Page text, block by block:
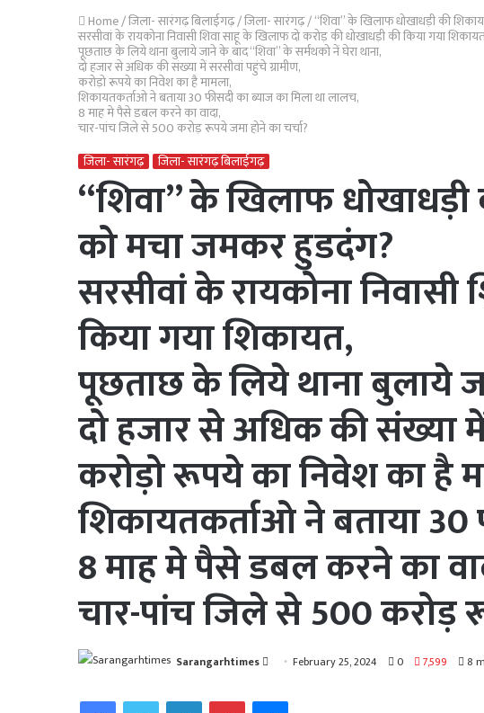
Home/जिला- सारंगढ़ बिलाईगढ़/जिला- सारंगढ़/“शिवा” के खिलाफ धोखाधड़ी की
सरसीवां के रायकोना निवासी शिवा साहू के खिलाफ दो करोड़ की धोखाधड़ी की किया गया
पूछताछ के लिये थाना बुलाये जाने के बाद “शिवा” के सर्मथको नें घेरा थाना,
दो हजार से अधिक की संख्या में सरसीवां पहुंचे ग्रामीण,
करोड़ो रूपये का निवेश का है मामला,
शिकायतकर्ताओ ने बताया 30 फीसदी का ब्याज का मिला था लालच,
8 माह मे पैसे डबल करने का वादा,
चार-पांच जिले से 500 करोड़ रूपये जमा होने का चर्चा?
जिला- सारंगढ़
जिला- सारंगढ़ बिलाईगढ़
“शिवा” के खिलाफ
को मचा जमकर हुडदंग?
सरसीवां के रायकोना
किया गया शिकायत,
पूछताछ के लिये थाना बुलाये
दो हजार से अधिक की संख्या
करोड़ो रूपये का निवेश का है
शिकायतकर्ताओ ने बताया
8 माह मे पैसे डबल करने का
चार-पांच जिले से 500 करोड़
Sarangarhtimes
Send
email
February 25, 2024 0 7,599 8
FacebookTwitterLinkedInPinterestMessenger